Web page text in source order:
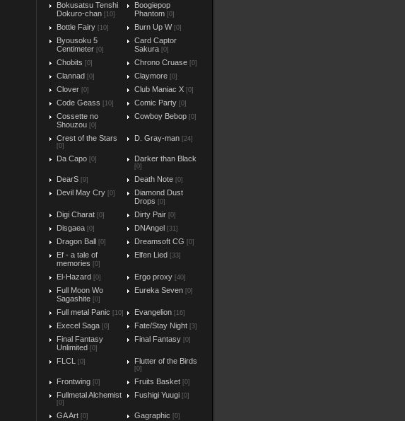
Bokusatsu Tenshi
Dokuro-chan [10]
Boogiepop
Phantom [0]
Bottle Fairy [10] Burn Up W [0]
Byousoku 5
Centimeter [0]
Card Captor
Sakura [0]
Chobits [0] Chrono Cruase [0]
Clannad [0] Claymore [0]
Clover [0] Club Maniac X [0]
Code Geass [10] Comic Party [0]
Cossette no
Shouzou [0]
Cowboy Bebop [0]
Crest of the Stars
[0]
D. Gray-man [24]
Da Capo [0] Darker than Black
[0]
DearS [9] Death Note [0]
Devil May Cry [0]
Diamond Dust
Drops [0]
Digi Charat [0] Dirty Pair [0]
Disgaea [0] DNAngel [31]
Dragon Ball [0] Dreamsoft CG [0]
Ef - a tale of
memories [0]
Elfen Lied [33]
El-Hazard [0] Ergo proxy [40]
Full Moon Wo
Sagashite [0]
Eureka Seven [0]
Full metal Panic [10] Evangelion [16]
Execel Saga [0] Fate/Stay Night [3]
Final Fantasy
Unlimited [0]
Final Fantasy [0]
FLCL [0] Flutter of the Birds
[0]
Frontwing [0] Fruits Basket [0]
Fullmetal Alchemist
[0]
Fushigi Yuugi [0]
GA Art [0] Gagraphic [0]